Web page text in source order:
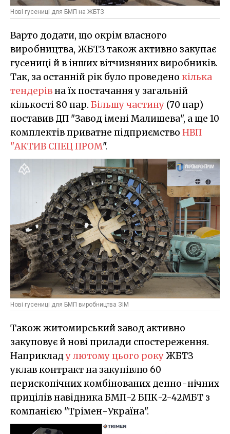
Нові гусениці для БМП на ЖБТЗ
Варто додати, що окрім власного
виробництва, ЖБТЗ також активно закупає
гусениці й в інших вітчизняних виробників.
Так, за останній рік було проведено кілька
тендерівна їх постачання у загальній
кількості 80 пар. Більшу частину (70 пар)
поставив ДП "Завод імені Малишева", а ще 10
комплектів приватне підприємство НВП
"АКТИВ СПЕЦ ПРОМ".
Нові гусениці для БМП виробництва ЗІМ
Також житомирський завод активно
закуповує й нові прилади спостереження.
Наприкладу лютому цього рокуЖБТЗ
уклав контракт на закупівлю 60
перископічних комбінованих денно-нічних
прицілів навідника БМП-2 БПК-2-42МБТ з
компанією "Трімен-Україна".